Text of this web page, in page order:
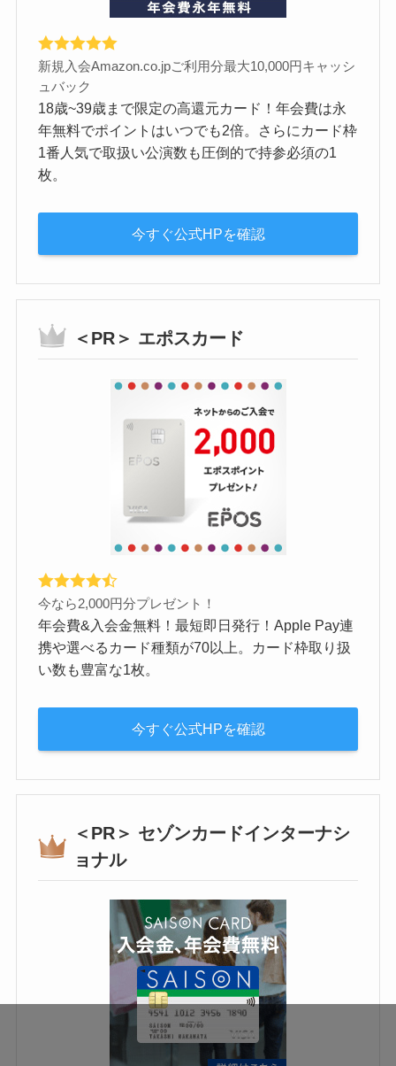
新規入会Amazon.co.jpご利用分最大10,000円キャッシ
ュバック
18歳~39歳まで限定の高還元カード！年会費は永
年無料でポイントはいつでも2倍。さらにカード枠
1番人気で取扱い公演数も圧倒的で持参必須の1
枚。
今すぐ公式HPを確認
＜PR＞ エポスカード
今なら2,000円分プレゼント！
年会費&入会金無料！最短即日発行！Apple Pay連
携や選べるカード種類が70以上。カード枠取り扱
い数も豊富な1枚。
今すぐ公式HPを確認
＜PR＞ セゾンカードインターナシ
ョナル